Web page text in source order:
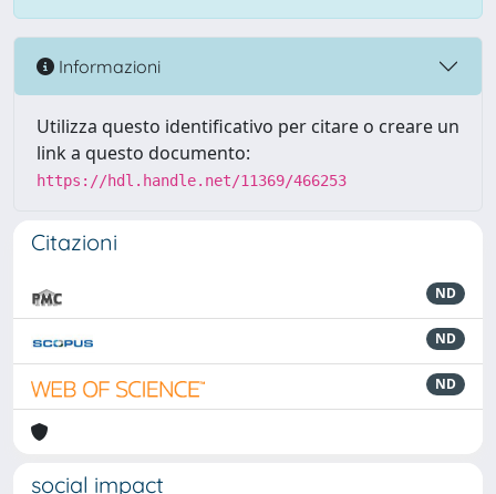
Informazioni
Utilizza questo identificativo per citare o creare un
link a questo documento:
https://hdl.handle.net/11369/466253
Citazioni
ND
ND
ND
social impact